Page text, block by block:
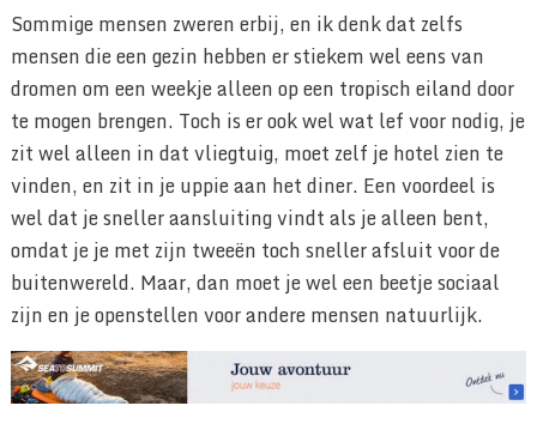
Sommige mensen zweren erbij, en ik denk dat zelfs
mensen die een gezin hebben er stiekem wel eens van
dromen om een weekje alleen op een tropisch eiland door
te mogen brengen. Toch is er ook wel wat lef voor nodig, je
zit wel alleen in dat vliegtuig, moet zelf je hotel zien te
vinden, en zit in je uppie aan het diner. Een voordeel is
wel dat je sneller aansluiting vindt als je alleen bent,
omdat je je met zijn tweeën toch sneller afsluit voor de
buitenwereld. Maar, dan moet je wel een beetje sociaal
zijn en je openstellen voor andere mensen natuurlijk.